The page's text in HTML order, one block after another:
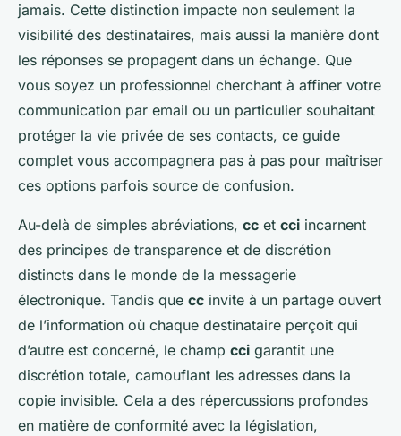
jamais. Cette distinction impacte non seulement la
visibilité des destinataires, mais aussi la manière dont
les réponses se propagent dans un échange. Que
vous soyez un professionnel cherchant à affiner votre
communication par email ou un particulier souhaitant
protéger la vie privée de ses contacts, ce guide
complet vous accompagnera pas à pas pour maîtriser
ces options parfois source de confusion.
Au-delà de simples abréviations, cc et cci incarnent
des principes de transparence et de discrétion
distincts dans le monde de la messagerie
électronique. Tandis que cc invite à un partage ouvert
de l’information où chaque destinataire perçoit qui
d’autre est concerné, le champ cci garantit une
discrétion totale, camouflant les adresses dans la
copie invisible. Cela a des répercussions profondes
en matière de conformité avec la législation,